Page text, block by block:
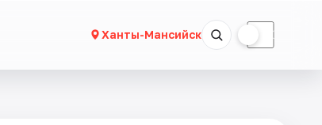
Ханты-Мансийск ☾